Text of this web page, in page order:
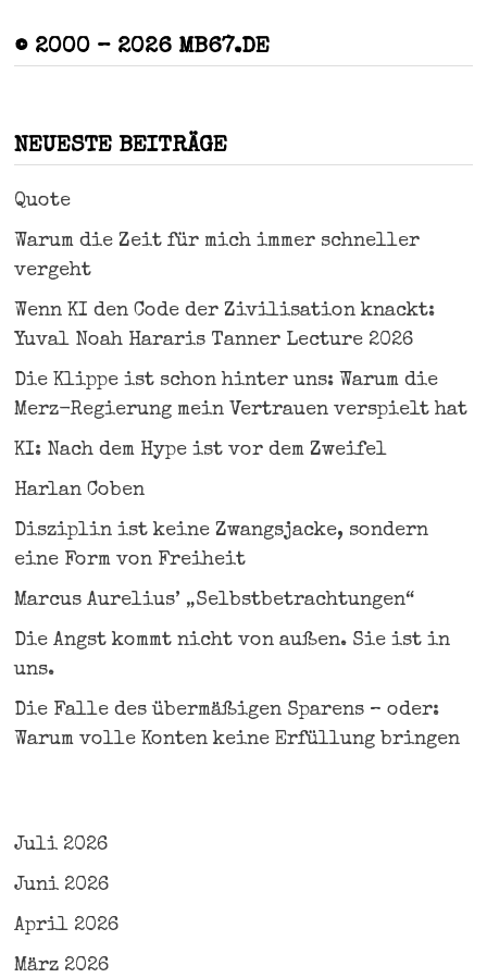
© 2000 – 2026 MB67.DE
NEUESTE BEITRÄGE
Quote
Warum die Zeit für mich immer schneller
vergeht
Wenn KI den Code der Zivilisation knackt:
Yuval Noah Hararis Tanner Lecture 2026
Die Klippe ist schon hinter uns: Warum die
Merz-Regierung mein Vertrauen verspielt hat
KI: Nach dem Hype ist vor dem Zweifel
Harlan Coben
Disziplin ist keine Zwangsjacke, sondern
eine Form von Freiheit
Marcus Aurelius’ „Selbstbetrachtungen“
Die Angst kommt nicht von außen. Sie ist in
uns.
Die Falle des übermäßigen Sparens – oder:
Warum volle Konten keine Erfüllung bringen
Juli 2026
Juni 2026
April 2026
März 2026